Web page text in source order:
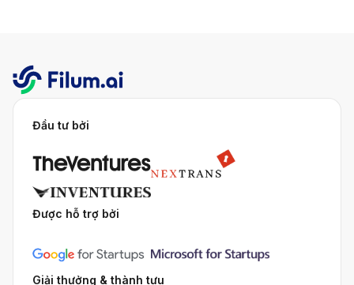
Đầu tư bởi
Được hỗ trợ bởi
Giải thưởng & thành tựu